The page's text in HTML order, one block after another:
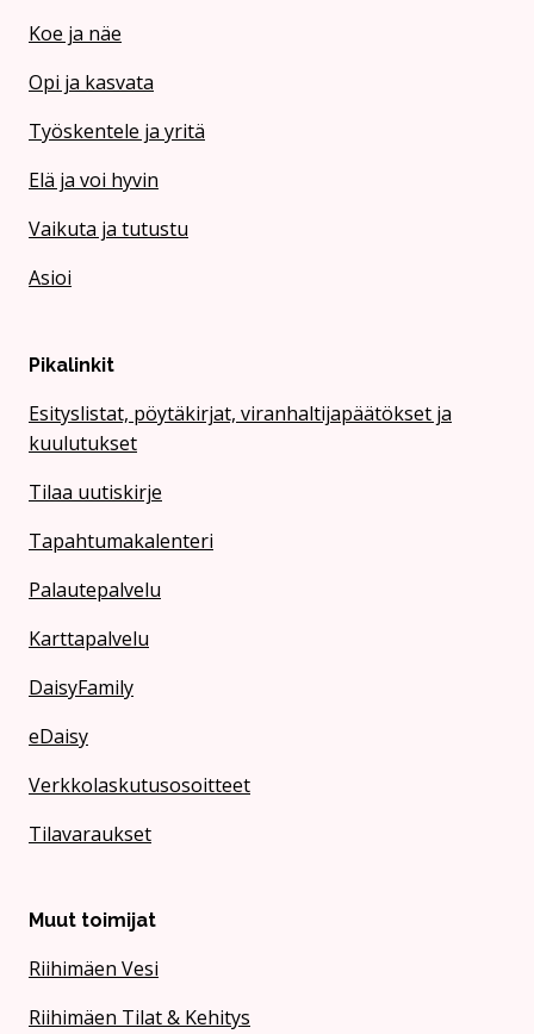
Koe ja näe
Opi ja kasvata
Työskentele ja yritä
Elä ja voi hyvin
Vaikuta ja tutustu
Asioi
Pikalinkit
Esityslistat, pöytäkirjat, viranhaltijapäätökset ja
kuulutukset
Tilaa uutiskirje
Tapahtumakalenteri
Palautepalvelu
Karttapalvelu
DaisyFamily
eDaisy
Verkkolaskutusosoitteet
Tilavaraukset
Muut toimijat
Riihimäen Vesi
Riihimäen Tilat & Kehitys